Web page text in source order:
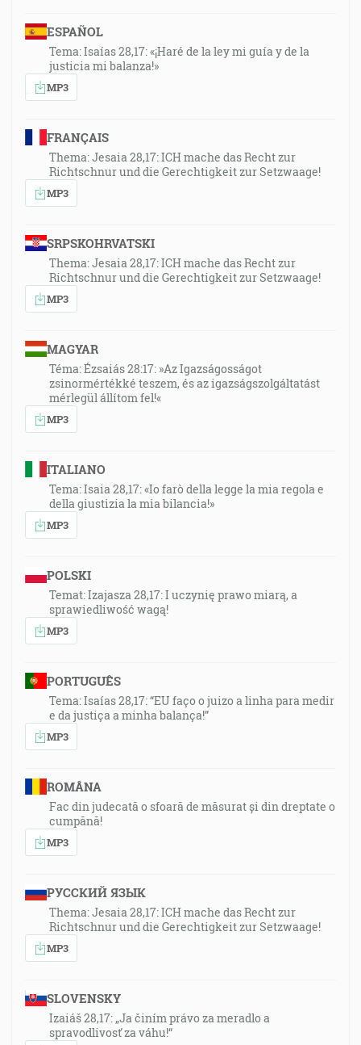
ESPAÑOL
Tema: Isaías 28,17: «¡Haré de la ley mi guía y de la
justicia mi balanza!»
MP3
FRANÇAIS
Thema: Jesaia 28,17: ICH mache das Recht zur
Richtschnur und die Gerechtigkeit zur Setzwaage!
MP3
SRPSKOHRVATSKI
Thema: Jesaia 28,17: ICH mache das Recht zur
Richtschnur und die Gerechtigkeit zur Setzwaage!
MP3
MAGYAR
Téma: Ézsaiás 28:17: »Az Igazságosságot
zsinormértékké teszem, és az igazságszolgáltatást
mérlegül állítom fel!«
MP3
ITALIANO
Tema: Isaia 28,17: «Io farò della legge la mia regola e
della giustizia la mia bilancia!»
MP3
POLSKI
Temat: Izajasza 28,17: I uczynię prawo miarą, a
sprawiedliwość wagą!
MP3
PORTUGUÊS
Tema: Isaías 28,17: “EU faço o juizo a linha para medir
e da justiça a minha balança!”
MP3
ROMÂNA
Fac din judecată o sfoară de măsurat și din dreptate o
cumpănă!
MP3
РУССКИЙ ЯЗЫК
Thema: Jesaia 28,17: ICH mache das Recht zur
Richtschnur und die Gerechtigkeit zur Setzwaage!
MP3
SLOVENSKY
Izaiáš 28,17: „Ja činím právo za meradlo a
spravodlivosť za váhu!“